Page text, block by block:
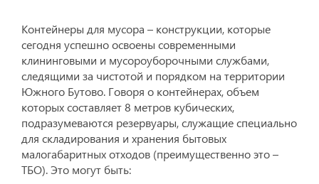
Контейнеры для мусора – конструкции, которые
сегодня успешно освоены современными
клининговыми и мусороуборочными службами,
следящими за чистотой и порядком на территории
Южного Бутово. Говоря о контейнерах, объем
которых составляет 8 метров кубических,
подразумеваются резервуары, служащие специально
для складирования и хранения бытовых
малогабаритных отходов (преимущественно это –
ТБО). Это могут быть: